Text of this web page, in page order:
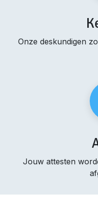
Onze deskundigen
Jouw attesten